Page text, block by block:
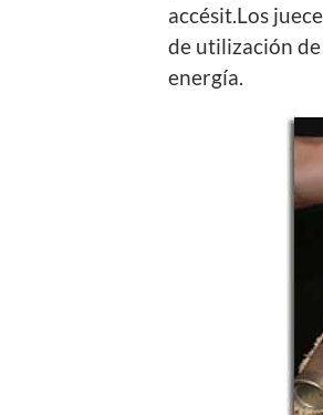
accésit.Los
de utilización
energía.